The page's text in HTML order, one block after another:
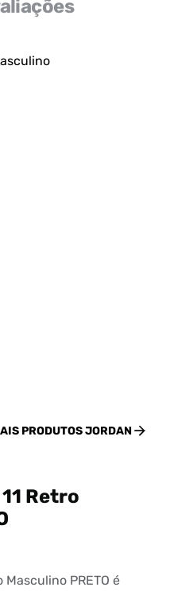
PRODUTOSJORDAN
Retro
Masculino PRETO é